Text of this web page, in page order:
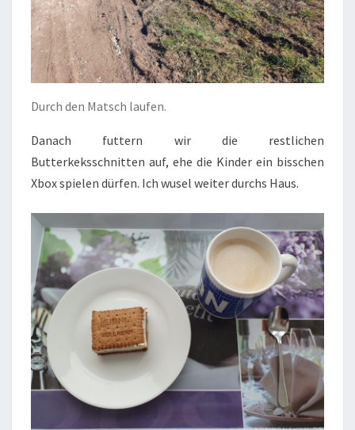
Durch den Matsch laufen.
Danach futtern wir die restlichen
Butterkeksschnitten auf, ehe die Kinder ein bisschen
Xbox spielen dürfen. Ich wusel weiter durchs Haus.